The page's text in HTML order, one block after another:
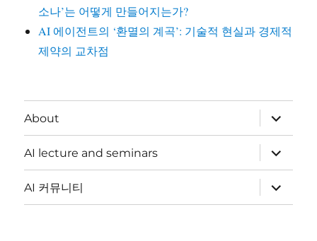
소나’는 어떻게 만들어지는가?
AI 에이전트의 ‘환멸의 계곡’: 기술적 현실과 경제적
제약의 교차점
About
하
위
메
뉴
확
장
AI lecture and seminars
하
위
메
뉴
확
장
AI 커뮤니티
하
위
메